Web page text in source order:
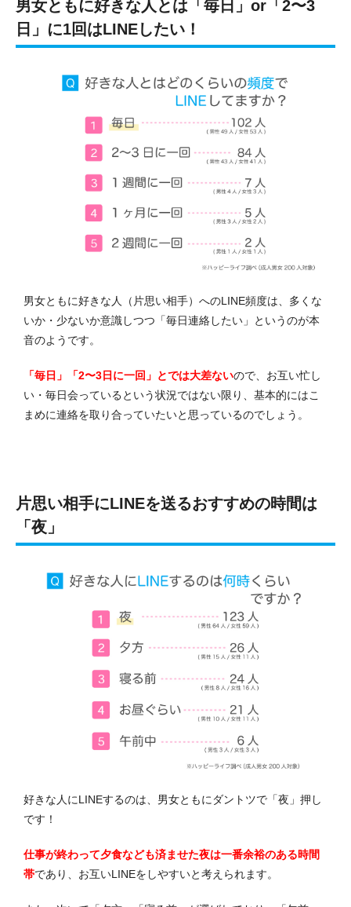
男女ともに好きな人とは「毎日」or「2〜3
日」に1回はLINEしたい！
男女ともに好きな人（片思い相手）へのLINE頻度は、多くな
いか・少ないか意識しつつ「毎日連絡したい」というのが本
音のようです。
「毎日」「2〜3日に一回」とでは大差ないので、お互い忙し
い・毎日会っているという状況ではない限り、基本的にはこ
まめに連絡を取り合っていたいと思っているのでしょう。
片思い相手にLINEを送るおすすめの時間は
「夜」
好きな人にLINEするのは、男女ともにダントツで「夜」押し
です！
仕事が終わって夕食なども済ませた夜は一番余裕のある時間
帯であり、お互いLINEをしやすいと考えられます。